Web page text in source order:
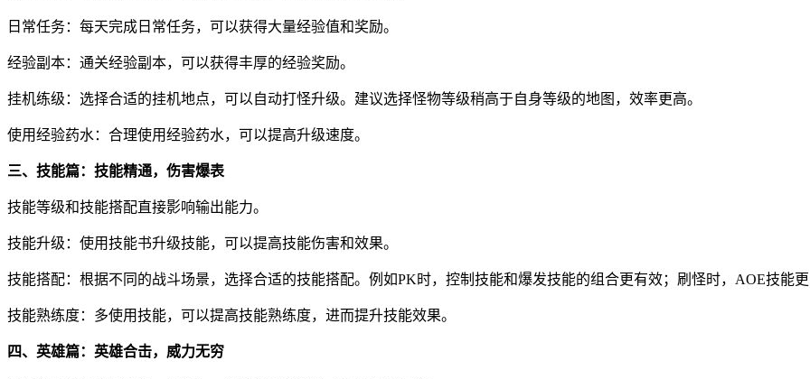
日常任务：每天完成日常任务，可以获得大量经验值和奖励。
经验副本：通关经验副本，可以获得丰厚的经验奖励。
挂机练级：选择合适的挂机地点，可以自动打怪升级。建议选择怪物等级稍高于自身等级的地图，效率更高。
使用经验药水：合理使用经验药水，可以提高升级速度。
三、技能篇：技能精通，伤害爆表
技能等级和技能搭配直接影响输出能力。
技能升级：使用技能书升级技能，可以提高技能伤害和效果。
技能搭配：根据不同的战斗场景，选择合适的技能搭配。例如PK时，控制技能和爆发技能的组合更有效；刷怪时，AOE技能
技能熟练度：多使用技能，可以提高技能熟练度，进而提升技能效果。
四、英雄篇：英雄合击，威力无穷